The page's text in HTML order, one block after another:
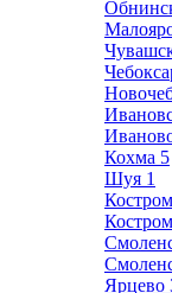
Кохма 5
Шуя 1
Ярцево